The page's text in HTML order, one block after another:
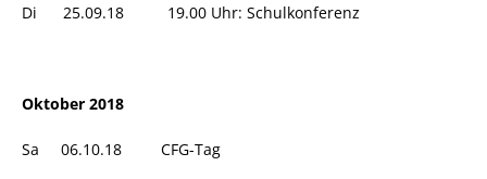
Di 25.09.18 19.00 Uhr: Schulkonferenz
Oktober 2018
Sa 06.10.18 CFG-Tag